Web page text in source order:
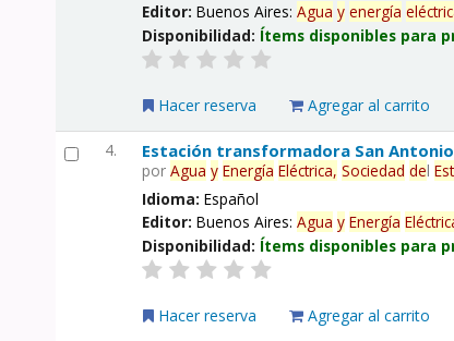
Editor:Buenos Aires:Agua y energía
Disponibilidad: Ítems disponibles para
Hacer reserva Agregar al carrito
4. Estación transformadora San
porAgua y Energía Eléctrica, Sociedad del
Idioma:Español
Editor:Buenos Aires:Agua y Energía
Disponibilidad: Ítems disponibles para
Hacer reserva Agregar al carrito